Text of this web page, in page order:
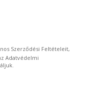
Szerződési Feltételeit,
Adatvédelmi